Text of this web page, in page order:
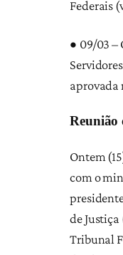
Federais
• 09/03 –
aprovada
Reunião
Ontem
com o
de Justiça
Tribunal